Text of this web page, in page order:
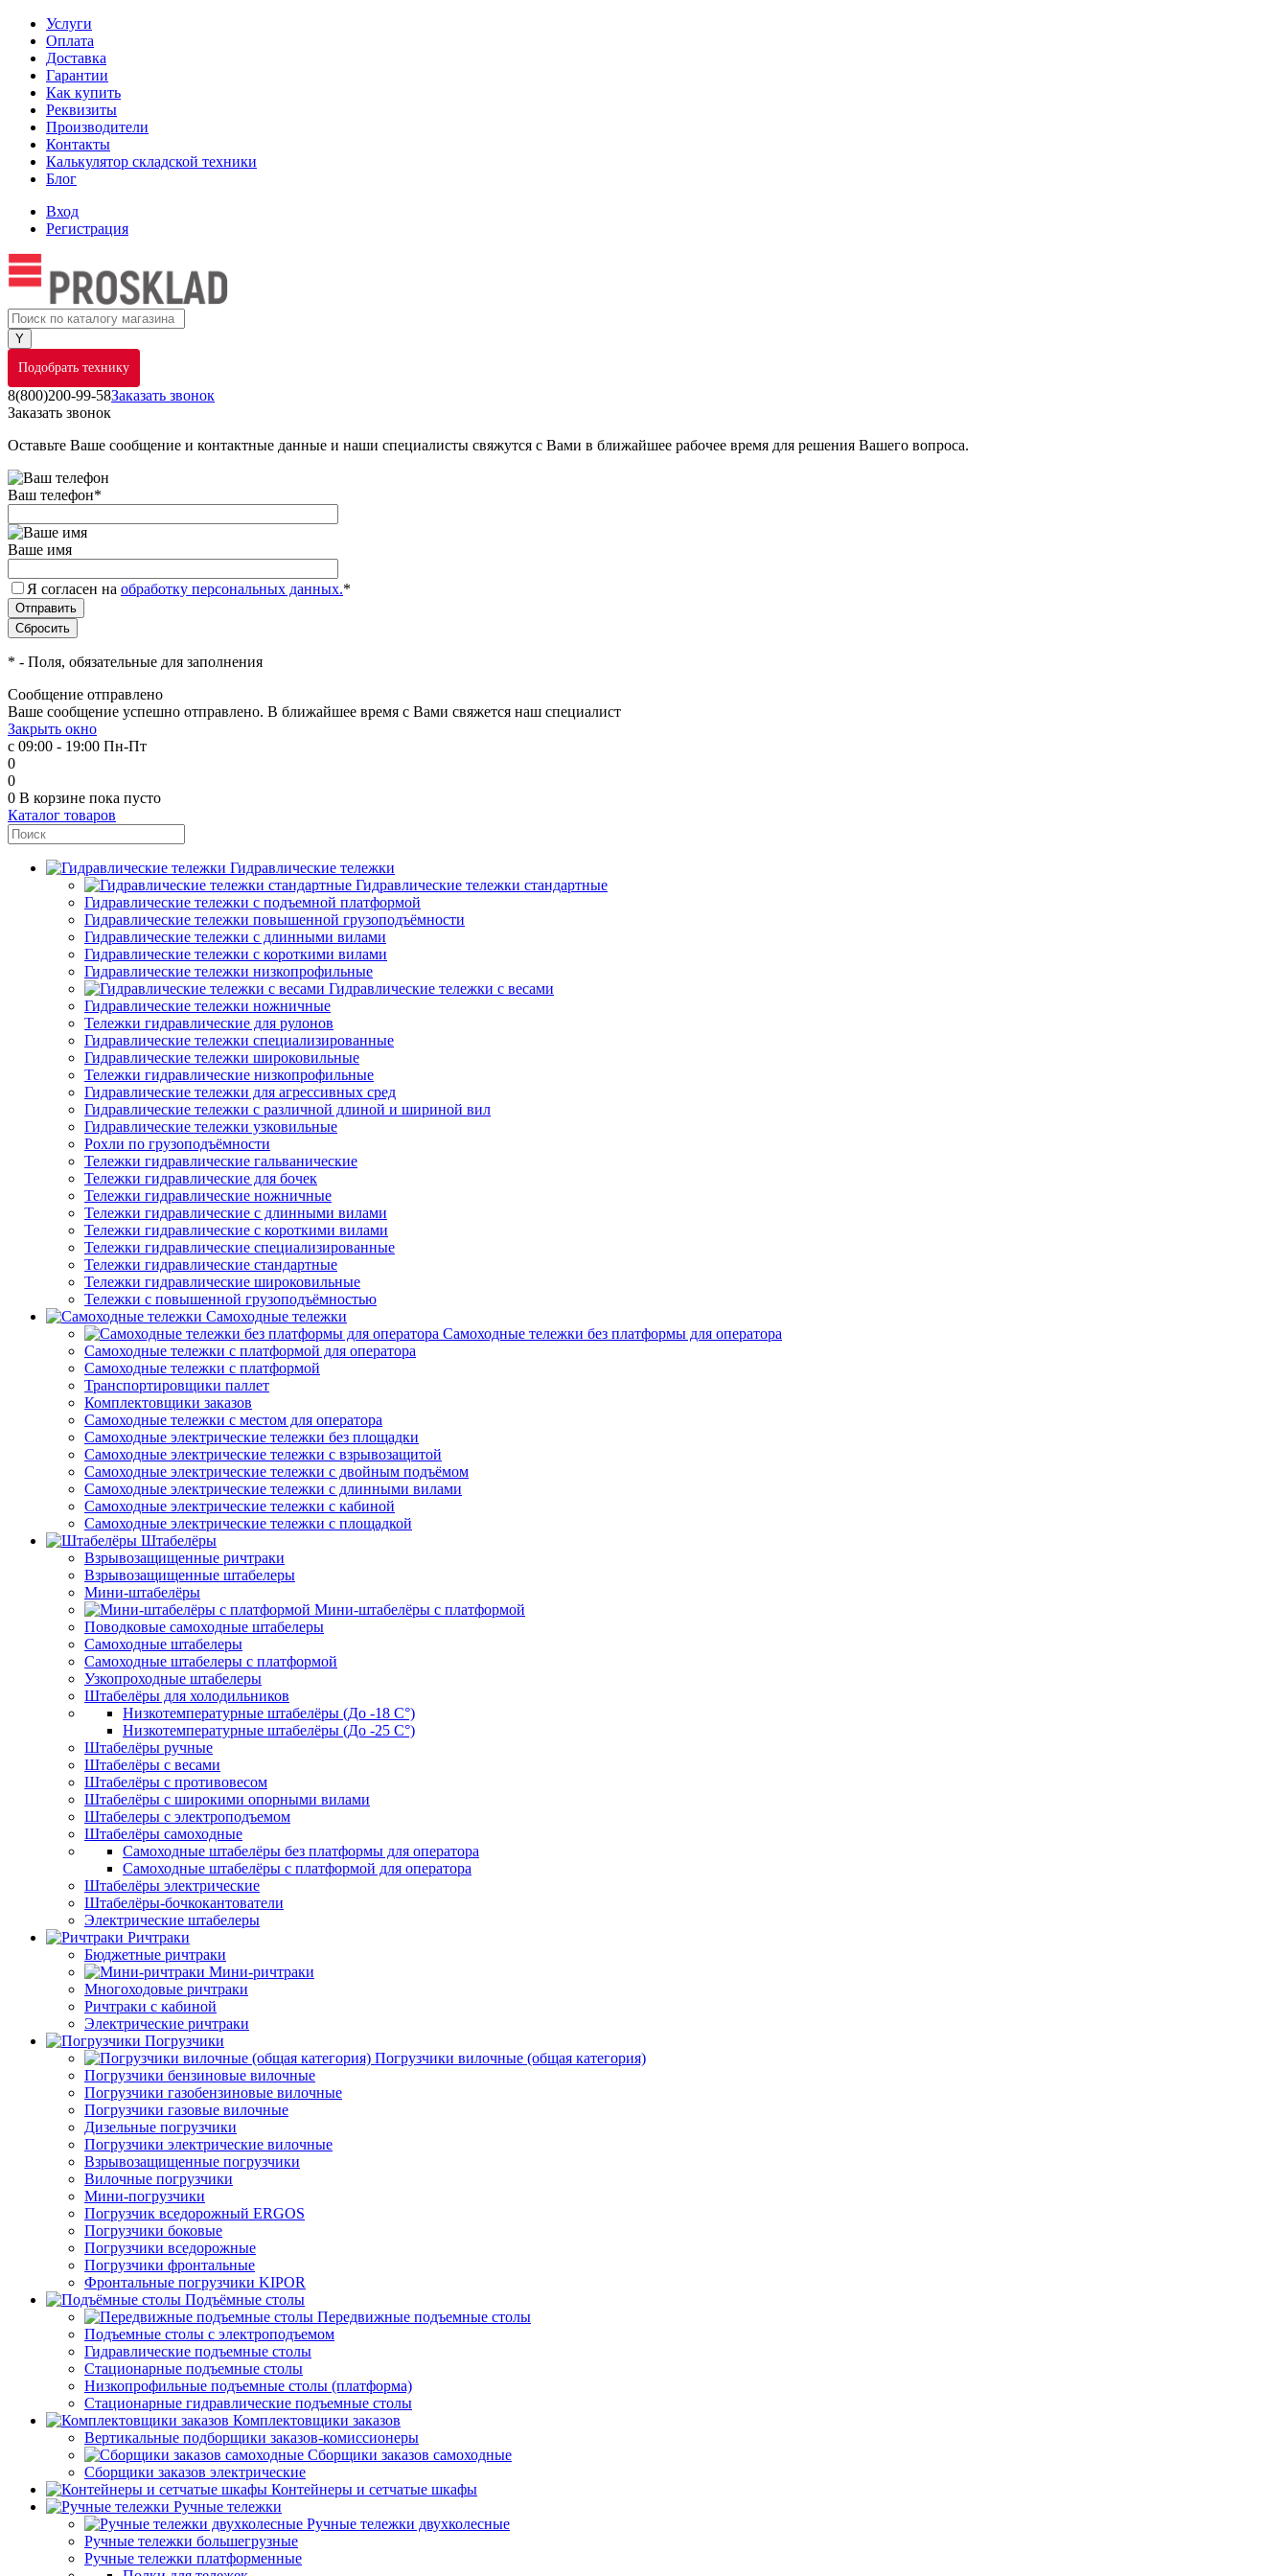
Услуги
Оплата
Доставка
Гарантии
Как купить
Реквизиты
Производители
Контакты
Калькулятор складской техники
Блог
Вход
Регистрация
Подобрать технику
8(800)200-99-58Заказать звонок
Заказать звонок
Оставьте Ваше сообщение и контактные данные и наши специалисты свяжутся с Вами в ближайшее рабочее время для решения Вашего вопроса.
Ваш телефон*
Ваше имя
Я согласен на обработку персональных данных.*
* - Поля, обязательные для заполнения
Сообщение отправлено
Ваше сообщение успешно отправлено. В ближайшее время с Вами свяжется наш специалист
Закрыть окно
с 09:00 - 19:00 Пн-Пт
0
0
0 В корзине пока пусто
Каталог товаров
Гидравлические тележки
Гидравлические тележки стандартные
Гидравлические тележки с подъемной платформой
Гидравлические тележки повышенной грузоподъёмности
Гидравлические тележки с длинными вилами
Гидравлические тележки с короткими вилами
Гидравлические тележки низкопрофильные
Гидравлические тележки с весами
Гидравлические тележки ножничные
Тележки гидравлические для рулонов
Гидравлические тележки специализированные
Гидравлические тележки широковильные
Тележки гидравлические низкопрофильные
Гидравлические тележки для агрессивных сред
Гидравлические тележки с различной длиной и шириной вил
Гидравлические тележки узковильные
Рохли по грузоподъёмности
Тележки гидравлические гальванические
Тележки гидравлические для бочек
Тележки гидравлические ножничные
Тележки гидравлические с длинными вилами
Тележки гидравлические с короткими вилами
Тележки гидравлические специализированные
Тележки гидравлические стандартные
Тележки гидравлические широковильные
Тележки с повышенной грузоподъёмностью
Самоходные тележки
Самоходные тележки без платформы для оператора
Самоходные тележки с платформой для оператора
Самоходные тележки с платформой
Транспортировщики паллет
Комплектовщики заказов
Самоходные тележки с местом для оператора
Самоходные электрические тележки без площадки
Самоходные электрические тележки с взрывозащитой
Самоходные электрические тележки с двойным подъёмом
Самоходные электрические тележки с длинными вилами
Самоходные электрические тележки с кабиной
Самоходные электрические тележки с площадкой
Штабелёры
Взрывозащищенные ричтраки
Взрывозащищенные штабелеры
Мини-штабелёры
Мини-штабелёры с платформой
Поводковые самоходные штабелеры
Самоходные штабелеры
Самоходные штабелеры с платформой
Узкопроходные штабелеры
Штабелёры для холодильников
Низкотемпературные штабелёры (До -18 C°)
Низкотемпературные штабелёры (До -25 C°)
Штабелёры ручные
Штабелёры с весами
Штабелёры с противовесом
Штабелёры с широкими опорными вилами
Штабелеры с электроподъемом
Штабелёры самоходные
Самоходные штабелёры без платформы для оператора
Самоходные штабелёры с платформой для оператора
Штабелёры электрические
Штабелёры-бочкокантователи
Электрические штабелеры
Ричтраки
Бюджетные ричтраки
Мини-ричтраки
Многоходовые ричтраки
Ричтраки с кабиной
Электрические ричтраки
Погрузчики
Погрузчики вилочные (общая категория)
Погрузчики бензиновые вилочные
Погрузчики газобензиновые вилочные
Погрузчики газовые вилочные
Дизельные погрузчики
Погрузчики электрические вилочные
Взрывозащищенные погрузчики
Вилочные погрузчики
Мини-погрузчики
Погрузчик вседорожный ERGOS
Погрузчики боковые
Погрузчики вседорожные
Погрузчики фронтальные
Фронтальные погрузчики KIPOR
Подъёмные столы
Передвижные подъемные столы
Подъемные столы с электроподъемом
Гидравлические подъемные столы
Стационарные подъемные столы
Низкопрофильные подъемные столы (платформа)
Стационарные гидравлические подъемные столы
Комплектовщики заказов
Вертикальные подборщики заказов-комиссионеры
Сборщики заказов самоходные
Сборщики заказов электрические
Контейнеры и сетчатые шкафы
Ручные тележки
Ручные тележки двухколесные
Ручные тележки большегрузные
Ручные тележки платформенные